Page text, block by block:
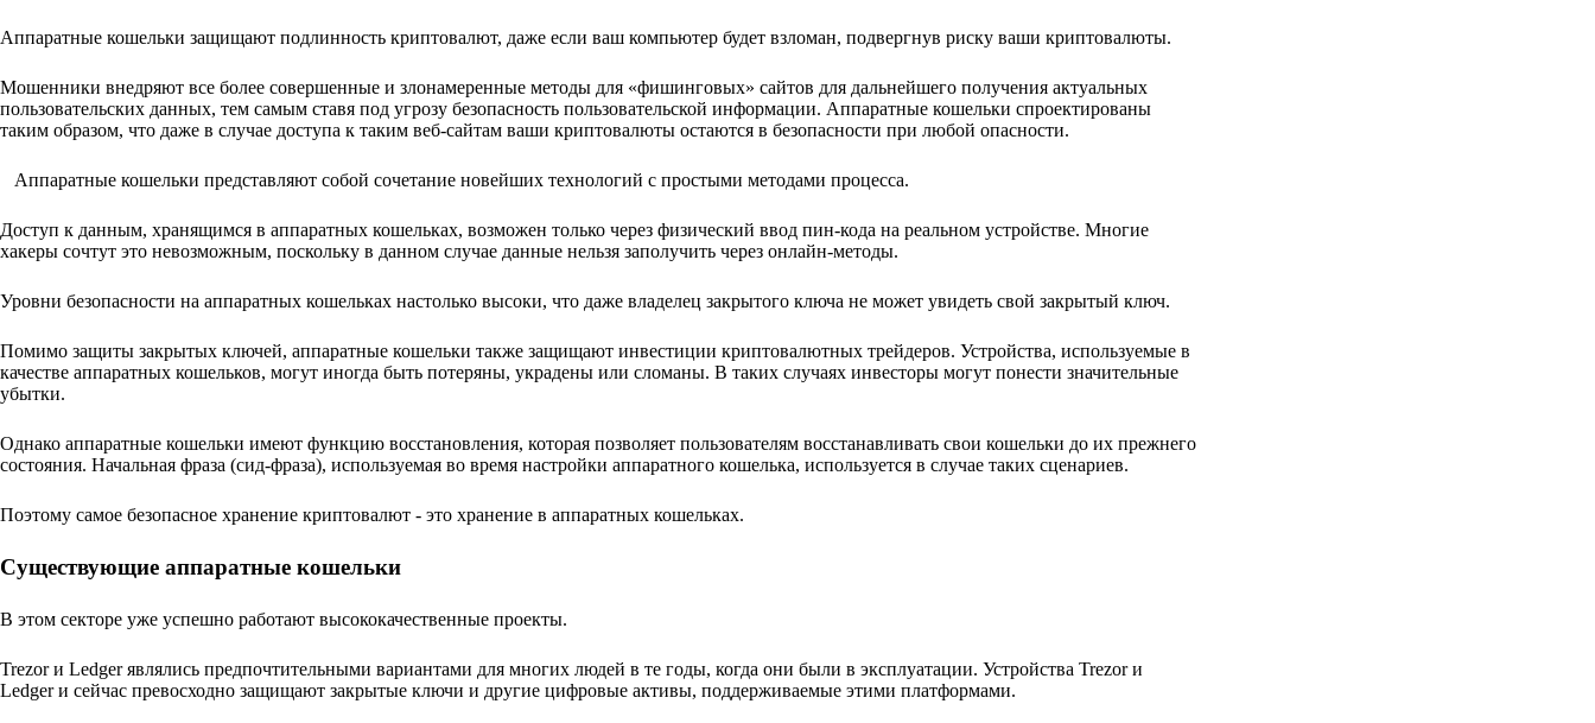
Аппаратные кошельки защищают подлинность криптовалют, даже если ваш компьютер будет взломан, подвергнув риску ваши криптовалюты.
Мошенники внедряют все более совершенные и злонамеренные методы для «фишинговых» сайтов для дальнейшего получения актуальных
пользовательских данных, тем самым ставя под угрозу безопасность пользовательской информации. Аппаратные кошельки спроектированы
таким образом, что даже в случае доступа к таким веб-сайтам ваши криптовалюты остаются в безопасности при любой опасности.
Аппаратные кошельки представляют собой сочетание новейших технологий с простыми методами процесса.
Доступ к данным, хранящимся в аппаратных кошельках, возможен только через физический ввод пин-кода на реальном устройстве. Многие
хакеры сочтут это невозможным, поскольку в данном случае данные нельзя заполучить через онлайн-методы.
Уровни безопасности на аппаратных кошельках настолько высоки, что даже владелец закрытого ключа не может увидеть свой закрытый ключ.
Помимо защиты закрытых ключей, аппаратные кошельки также защищают инвестиции криптовалютных трейдеров. Устройства, используемые в
качестве аппаратных кошельков, могут иногда быть потеряны, украдены или сломаны. В таких случаях инвесторы могут понести значительные
убытки.
Однако аппаратные кошельки имеют функцию восстановления, которая позволяет пользователям восстанавливать свои кошельки до их прежнего
состояния. Начальная фраза (сид-фраза), используемая во время настройки аппаратного кошелька, используется в случае таких сценариев.
Поэтому самое безопасное хранение криптовалют - это хранение в аппаратных кошельках.
Существующие аппаратные кошельки
В этом секторе уже успешно работают высококачественные проекты.
Trezor и Ledger являлись предпочтительными вариантами для многих людей в те годы, когда они были в эксплуатации. Устройства Trezor и
Ledger и сейчас превосходно защищают закрытые ключи и другие цифровые активы, поддерживаемые этими платформами.